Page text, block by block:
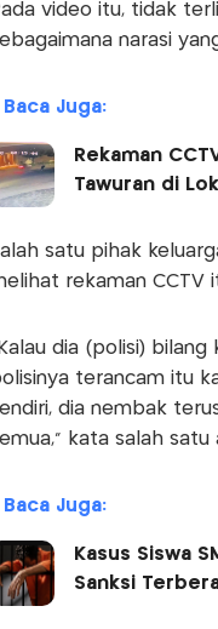
video itu, tidak
narasi
Baca Juga:
Rekaman
Tawuran di
satu pihak
rekaman CCTV
dia (polisi)
terancam itu
dia nembak
kata salah satu
Baca Juga:
Kasus Siswa
Sanksi